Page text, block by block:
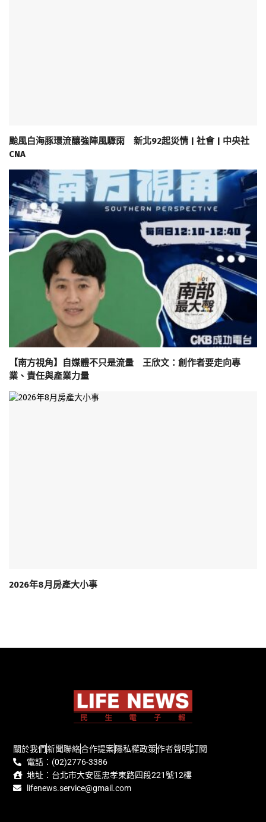
颱風白海豚環流釀強陣風驟雨 新北92起災情 | 社會 | 中央社
CNA
【南方視角】自媒體不只是流量 王欣文：創作者要走向專
業、責任與產業力量
2026年8月房產大小事
關於我們新聞聯絡合作提案隱私權政策作者聲明訂閱
電話：(02)2776-3386
地址：台北市大安區忠孝東路四段221號12樓
lifenews.service@gmail.com